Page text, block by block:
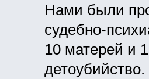
Нами были
судебно-
10 матерей и